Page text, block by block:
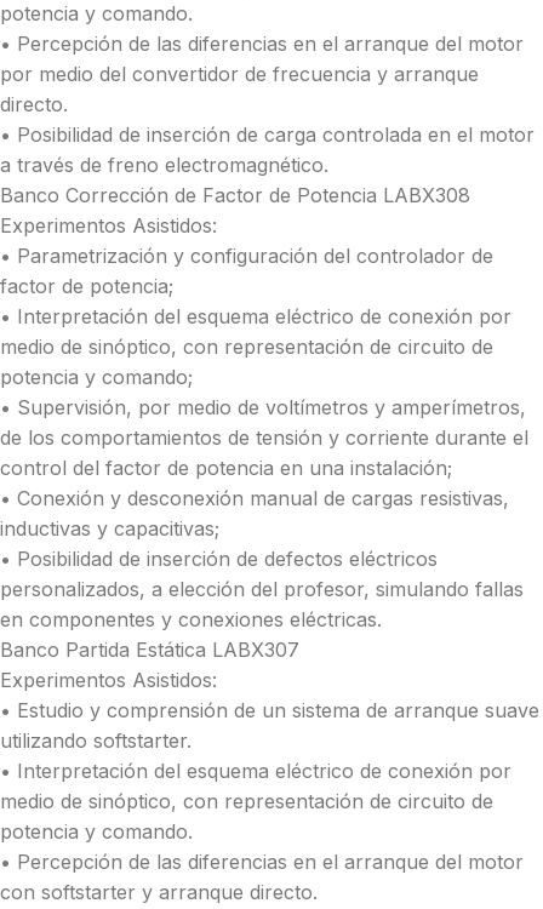
potencia y comando.
• Percepción de las diferencias en el arranque del motor
por medio del convertidor de frecuencia y arranque
directo.
• Posibilidad de inserción de carga controlada en el motor
a través de freno electromagnético.
Banco Corrección de Factor de Potencia LABX308
Experimentos Asistidos:
• Parametrización y configuración del controlador de
factor de potencia;
• Interpretación del esquema eléctrico de conexión por
medio de sinóptico, con representación de circuito de
potencia y comando;
• Supervisión, por medio de voltímetros y amperímetros,
de los comportamientos de tensión y corriente durante el
control del factor de potencia en una instalación;
• Conexión y desconexión manual de cargas resistivas,
inductivas y capacitivas;
• Posibilidad de inserción de defectos eléctricos
personalizados, a elección del profesor, simulando fallas
en componentes y conexiones eléctricas.
Banco Partida Estática LABX307
Experimentos Asistidos:
• Estudio y comprensión de un sistema de arranque suave
utilizando softstarter.
• Interpretación del esquema eléctrico de conexión por
medio de sinóptico, con representación de circuito de
potencia y comando.
• Percepción de las diferencias en el arranque del motor
con softstarter y arranque directo.